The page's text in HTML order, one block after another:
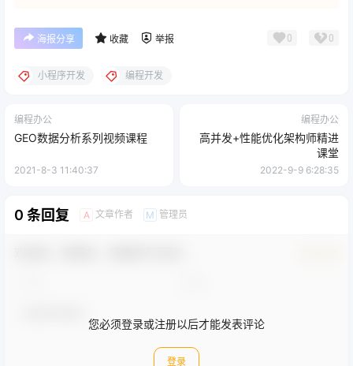
海报分享 收藏 举报 0 0
小程序开发 编程开发
编程办公
GEO数据分析系列视频课程
2021-8-3 11:40:37
编程办公
高并发+性能优化架构师精进
课堂
2022-9-9 6:28:35
0 条回复 A 文章作者 M 管理员
您必须登录或注册以后才能发表评论
登录